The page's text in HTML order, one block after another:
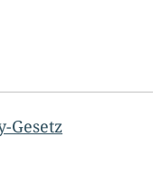
Gesetz